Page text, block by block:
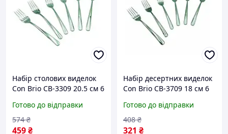
Набір столових виделок
Сon Brio СB-3309 20.5 см 6
Готово до відправки
459₴
574 ₴
Набір десертних виделок
Сon Brio СB-3709 18 см 6
Готово до відправки
321 ₴
408 ₴